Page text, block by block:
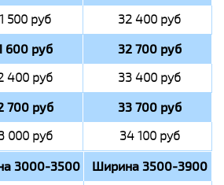
500 руб 32 400 руб
600 руб 32 700 руб
400 руб 33 400 руб
700 руб 33 700 руб
000 руб 34 100 руб
3000-3500 Ширина 3500-3900